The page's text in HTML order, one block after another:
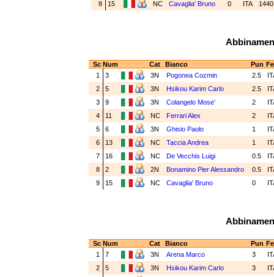
8
15 NC Cavaglia' Bruno 0 ITA
Sc Num Cat Bianco Pun
1
3 3N Pogonea Cozmin 2.5
2
5 3N Hsikou Karim Carlo 2.5
3
9 3N Colangelo Mose' 2
4
11 NC Ferrari Alex 2
5
6 3N Ghisio Paolo 1
6
13 NC Taccia Andrea 1
7
16 NC De Vecchis Luigi 0.5
8
2 2N Bonamino Pier Alessandro 0.5
9
15 NC Cavaglia' Bruno 0
Sc Num Cat Bianco Pun
1
7 3N Arena Marco 3
2
5 3N Hsikou Karim Carlo 3